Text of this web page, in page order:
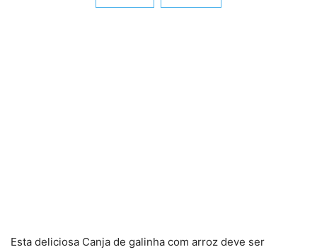
Esta deliciosa Canja de galinha com arroz deve ser